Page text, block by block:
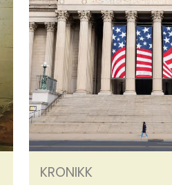
KRONIKK